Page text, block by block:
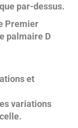
par-dessus.
Premier
palmaire D
et
variations